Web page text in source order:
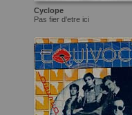
Cyclope
Pas fier d'etre ici